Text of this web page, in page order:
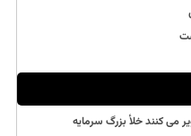
می کنند خلأ بزرگ سرمایه